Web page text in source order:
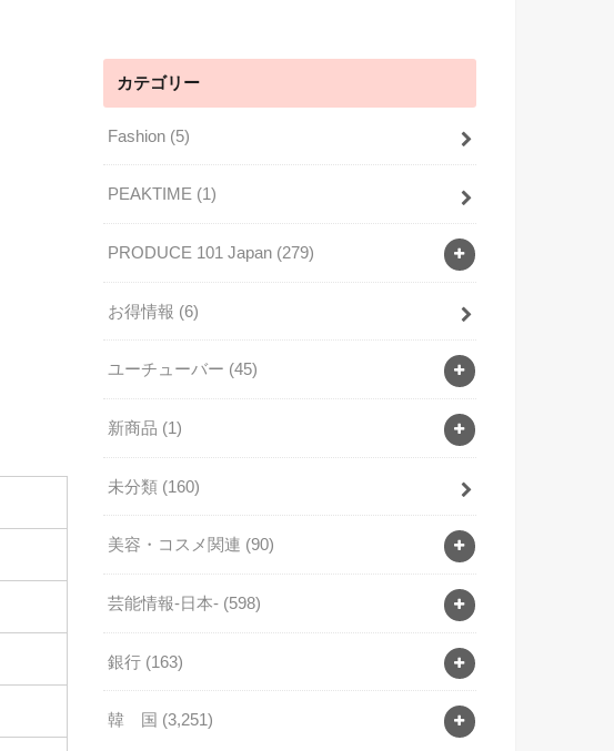
カテゴリー
Fashion (5)
PEAKTIME (1)
PRODUCE 101 Japan (279)
お得情報 (6)
ユーチューバー (45)
新商品 (1)
未分類 (160)
美容・コスメ関連 (90)
芸能情報-日本- (598)
銀行 (163)
韓 国 (3,251)